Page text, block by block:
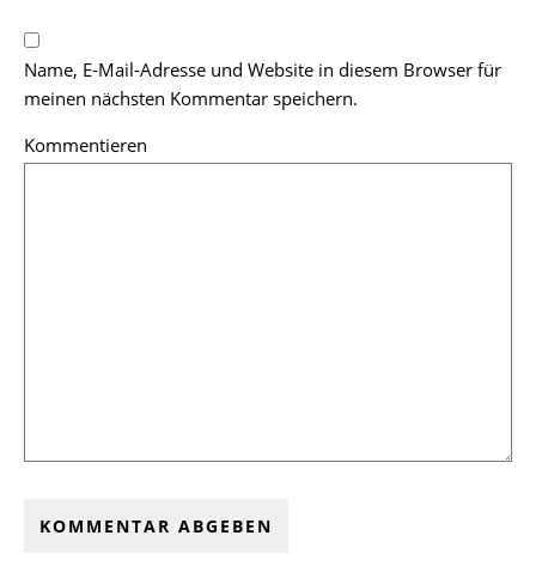
Name, E-Mail-Adresse und Website in diesem Browser für
meinen nächsten Kommentar speichern.
Kommentieren